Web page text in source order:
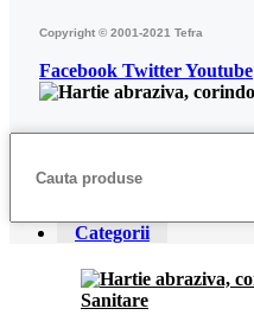
Copyright © 2001-2021 Tefra
Facebook TwitterYoutube
Categorii
Sanitare